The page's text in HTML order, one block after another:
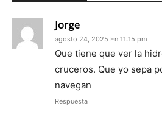
Jorge
agosto 24, 2025 En 11:15 pm
Que tiene que ver la
cruceros. Que yo sepa
navegan
Respuesta